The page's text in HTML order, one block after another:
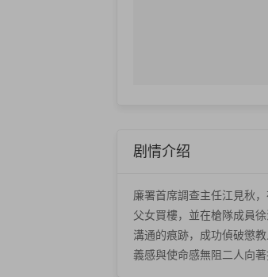
剧情介绍
廉署首席調查主任江見秋
父女買樓，並在槍隊成員
溝通的痕跡，成功偵破懲
義感與使命感無阻二人向著